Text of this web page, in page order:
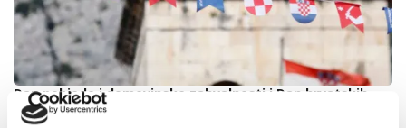
Dan pobjede i domovinske zahvalnosti i Dan hrvatskih
branitelja: Program obilježavanja u Makarskoj